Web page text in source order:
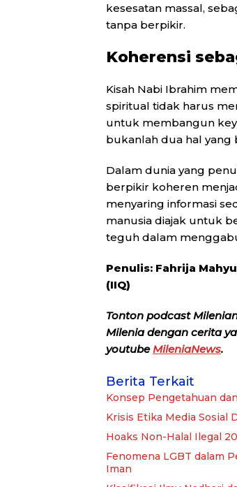
kesesatan massal,
tanpa berpikir.
Koherensi
Kisah Nabi Ibrahim
spiritual tidak harus
untuk membangun
bukanlah dua hal yang
Dalam dunia yang
berpikir koheren
menyaring informasi
manusia diajak untuk
teguh dalam
Penulis: Fahrija
(IIQ)
Tonton podcast
Milenia dengan cerita
youtube MileniaNews.
Berita Terkait
Konsep Pengetahuan
Krisis Etika Media Sosial
Hoaks Non-Halal Ilegal
Fenomena LGBT dalam
Iman